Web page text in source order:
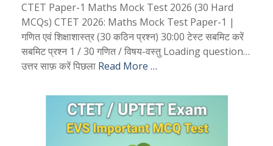
CTET Paper-1 Maths Mock Test 2026 (30 Hard
MCQs) CTET 2026: Maths Mock Test Paper-1 |
गणित एवं शिक्षाशास्त्र (30 कठिन प्रश्न) 30:00 टेस्ट सबमिट करें
सबमिट प्रश्न 1 / 30 गणित / विषय-वस्तु Loading question…
उत्तर साफ़ करें पिछला Read More …